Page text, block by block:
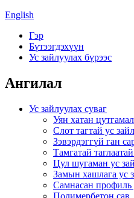
English
Гэр
Бүтээгдэхүүн
Ус зайлуулах бүрээс
Ангилал
Ус зайлуулах суваг
Уян хатан
Слот тагтай ус
Зэвэрдэггүй ган
Тамгатай
Цул шугаман ус
Замын хашлага ус
Самнасан профиль
Полимербетон сав